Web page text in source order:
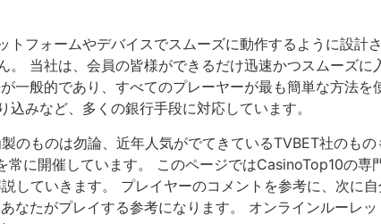
フォームやデバイスでスムーズに動作するように設計
当社は、会員の皆様ができるだけ迅速かつスムーズ
一般的であり、すべてのプレーヤーが最も簡単な方法を
みなど、多くの銀行手段に対応しています。
のものは勿論、近年人気がでてきているTVBET社のも
に開催しています。 このページではCasinoTop10の専
していきます。 プレイヤーのコメントを参考に、次に
なたがプレイする参考になります。 オンラインルーレ